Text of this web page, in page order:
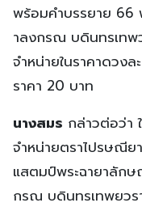
พร้อมคำบรรยาย 66
าลงกรณ บดินทรเท
จำหน่ายในราคาดวง
ราคา 20 บาท
นางสมร กล่าวต่อว่า
จำหน่ายตราไปรษณีย
แสตมป์พระฉายาลักษ
กรณ บดินทรเทพยวร